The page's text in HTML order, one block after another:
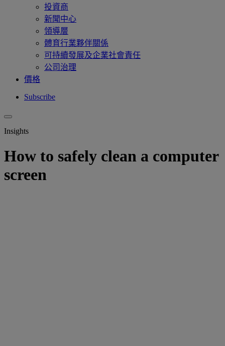
投資商
新聞中心
領導層
體育行業夥伴關係
可持續發展及企業社會責任
公司治理
價格
Subscribe
Insights
How to safely clean a computer
screen